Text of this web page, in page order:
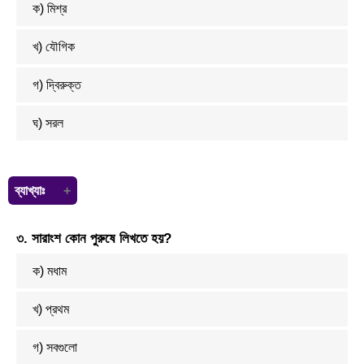
ক) মিশ্র
খ) যৌগিক
গ) দ্বিরুক্ত
ঘ) সরল
ব্যাখ্যাঃ
বলে।
৩. সারাংশ কোন পুরুষে লিখতে হয়?
ক) মধাম
খ) প্রথম
গ) সবগুলো